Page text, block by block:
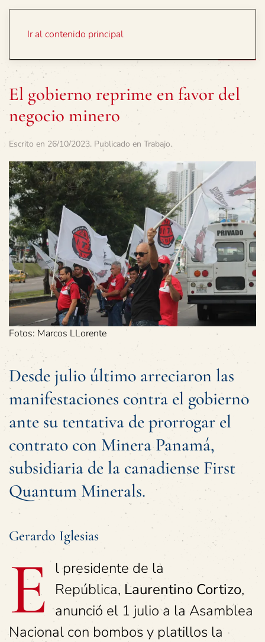
Ir al contenido principal
El gobierno reprime en favor del
negocio minero
Escrito en 26/10/2023. Publicado en Trabajo.
Fotos: Marcos LLorente
Desde julio último arreciaron las
manifestaciones contra el gobierno
ante su tentativa de prorrogar el
contrato con Minera Panamá,
subsidiaria de la canadiense First
Quantum Minerals.
Gerardo Iglesias
E l presidente de la
República, Laurentino Cortizo,
anunció el 1 julio a la Asamblea
Nacional con bombos y platillos la